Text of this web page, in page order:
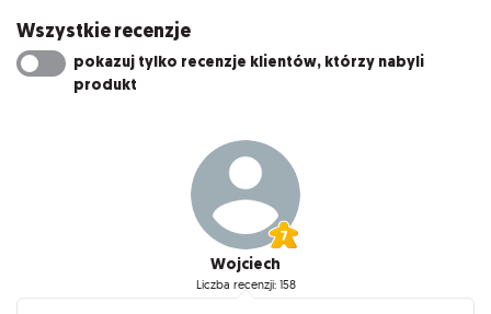
Wszystkie recenzje
pokazuj tylko recenzje klientów, którzy nabyli
produkt
Wojciech
Liczba recenzji: 158